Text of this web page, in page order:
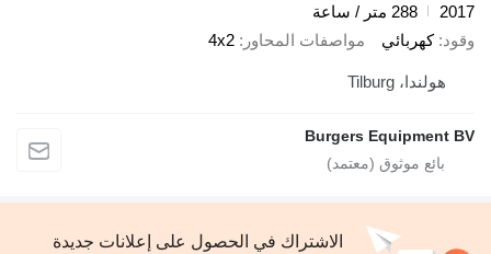
2017
288 متر / ساعة
وقود كهربائي مواصفات المحاور 4x2
هولندا، Tilburg
Burgers Equipment BV
الاشتراك في الحصول على إعلانات جديدة